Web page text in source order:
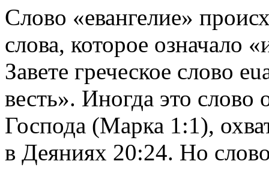
Слово «евангелие»
слова, которое означало
Завете греческое слово
весть». Иногда это слово
Господа (Марка 1:1),
в Деяниях 20:24. Но